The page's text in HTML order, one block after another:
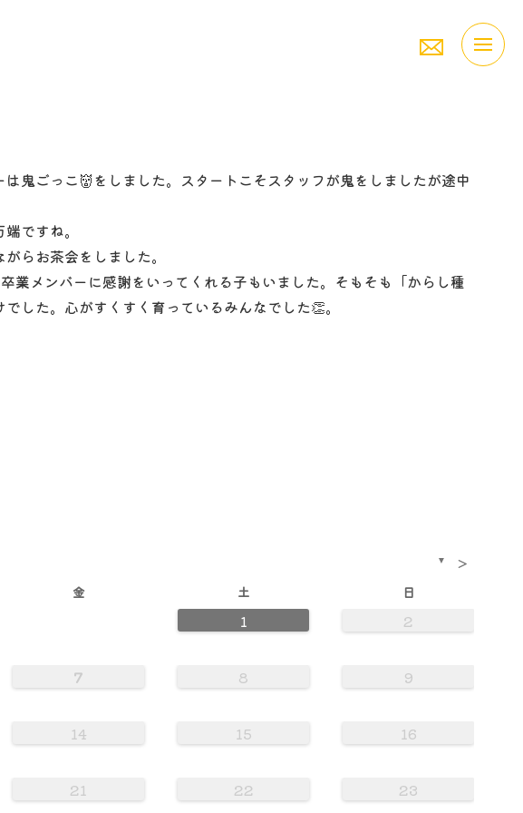
鬼ごっこ👹をしました。スタートこそスタッフが鬼をしましたが途中
ですね。
らお茶会をしました。
業メンバーに感謝をいってくれる子もいました。そもそも「からし種
した。心がすくすく育っているみんなでした👏。
▼ >
金 土 日
1 2
7 8 9
14 15 16
21 22 23